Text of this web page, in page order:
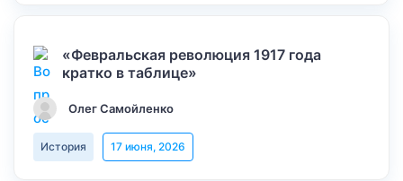
«Февральская революция 1917 года
кратко в таблице»
Олег Самойленко
История 17 июня, 2026